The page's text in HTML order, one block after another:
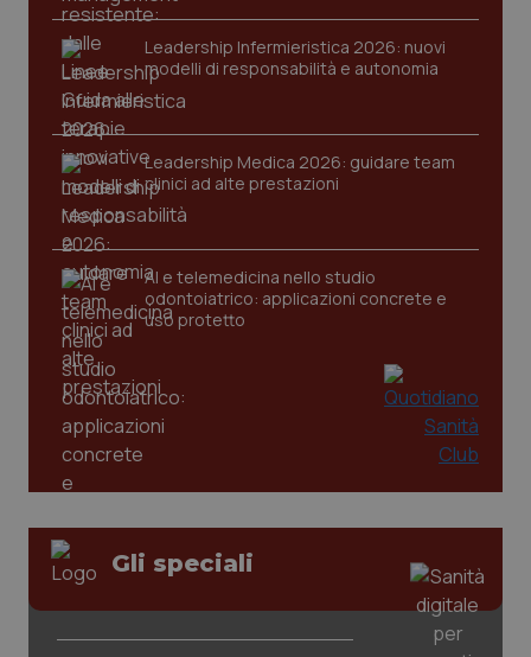
Leadership Infermieristica 2026: nuovi
modelli di responsabilità e autonomia
Leadership Medica 2026: guidare team
clinici ad alte prestazioni
AI e telemedicina nello studio
odontoiatrico: applicazioni concrete e
uso protetto
Gli speciali
VISITOR_PRIVACY_METADATA
YouTube
.youtube.com
CookieScriptConsent
CookieScript
www.quotidianosanita.it